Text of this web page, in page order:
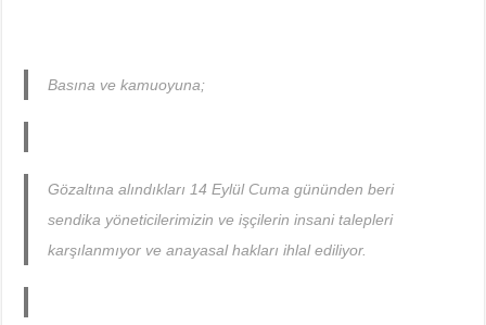
Basına ve kamuoyuna;
Gözaltına alındıkları 14 Eylül Cuma gününden beri
sendika yöneticilerimizin ve işçilerin insani talepleri
karşılanmıyor ve anayasal hakları ihlal ediliyor.